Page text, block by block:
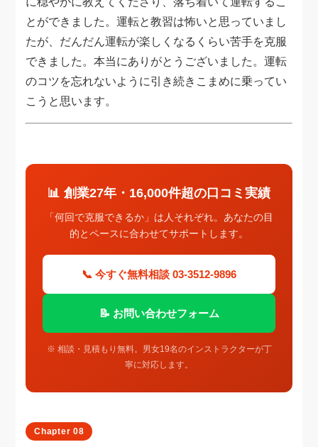
とができました。運転と教習は怖いと思っていまし
たが、だんだん運転が楽しくなるくらい苦手を克服
できました。本当にありがとうございました。運転
のコツを忘れないように引き続きこまめに乗ってい
こうと思います。
📊 創業27年・16,000件超の口コミ実績
「何回で克服できるか」は人それぞれ。あなたの目
的とペースに合わせてサポートします。
📞 今すぐ無料相談 03-3512-9896
📝 お問い合わせフォーム
※ 相談・見積もり無料。男女19名のインストラクターが丁
寧に対応します。
Chapter 08